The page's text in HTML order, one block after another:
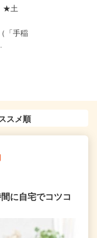
★土
「手稲
に自宅でコツコ